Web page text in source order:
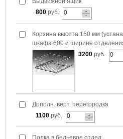
800 руб.
Корзина высота 150 мм
шкафа 600 и ширине
3200 руб.
Дополн. верт. перегородка
1100 руб.
Полка в бельевое отдел.